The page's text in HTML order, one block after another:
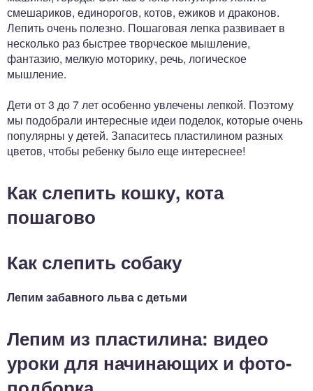
смешариков, единорогов, котов, ежиков и драконов.
Лепить очень полезно. Пошаговая лепка развивает в
несколько раз быстрее творческое мышление,
фантазию, мелкую моторику, речь, логическое
мышление.
Дети от 3 до 7 лет особенно увлечены лепкой. Поэтому
мы подобрали интересные идеи поделок, которые очень
популярны у детей. Запаситесь пластилином разных
цветов, чтобы ребенку было еще интереснее!
Как слепить кошку, кота
пошагово
Как слепить собаку
Лепим забавного льва с детьми
Лепим из пластилина: видео
уроки для начинающих и фото-